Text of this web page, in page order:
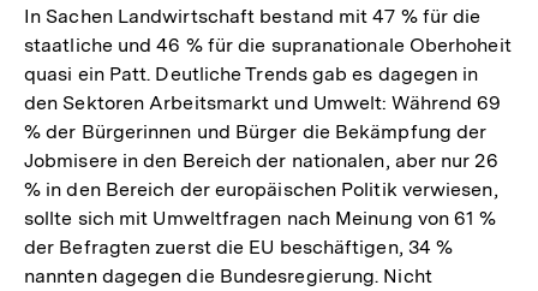
In Sachen Landwirtschaft bestand mit 47 % für die
staatliche und 46 % für die supranationale Oberhoheit
quasi ein Patt. Deutliche Trends gab es dagegen in
den Sektoren Arbeitsmarkt und Umwelt: Während 69
% der Bürgerinnen und Bürger die Bekämpfung der
Jobmisere in den Bereich der nationalen, aber nur 26
% in den Bereich der europäischen Politik verwiesen,
sollte sich mit Umweltfragen nach Meinung von 61 %
der Befragten zuerst die EU beschäftigen, 34 %
nannten dagegen die Bundesregierung. Nicht